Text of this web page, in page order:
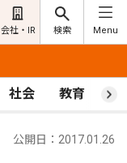
会社・IR 検索 Menu
社会 教育 ス
公開日：2017.01.26